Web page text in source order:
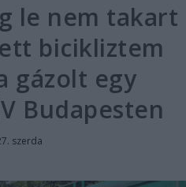
le nem takart
bicikliztem
gázolt egy
Budapesten
szerda